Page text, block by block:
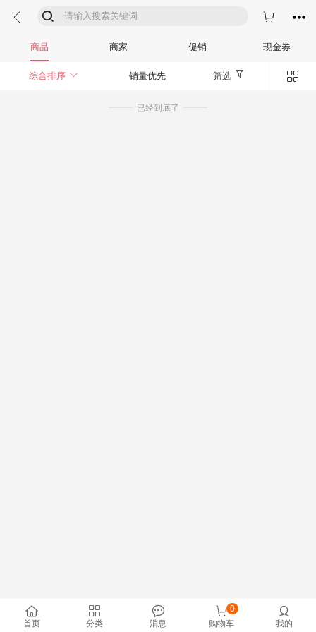
  

商品 商家 促销 现金券
综合排序  销量优先 筛选 
已经到底了

首页

分类

消息

购物车
0 
我的